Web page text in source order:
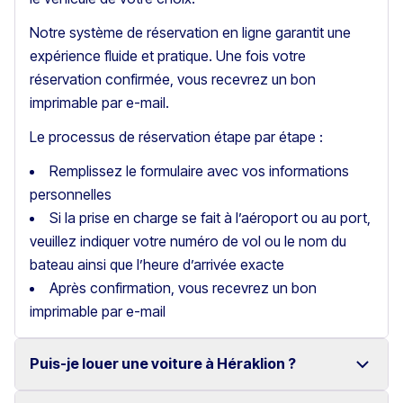
Notre système de réservation en ligne garantit une
expérience fluide et pratique. Une fois votre
réservation confirmée, vous recevrez un bon
imprimable par e-mail.
Le processus de réservation étape par étape :
Remplissez le formulaire avec vos informations
personnelles
Si la prise en charge se fait à l’aéroport ou au port,
veuillez indiquer votre numéro de vol ou le nom du
bateau ainsi que l’heure d’arrivée exacte
Après confirmation, vous recevrez un bon
imprimable par e-mail
Puis-je louer une voiture à Héraklion ?